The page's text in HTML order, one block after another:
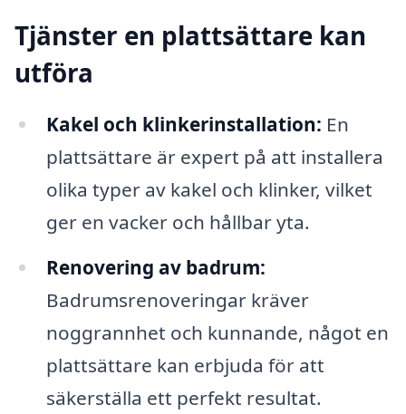
Tjänster en plattsättare kan
utföra
Kakel och klinkerinstallation: En
plattsättare är expert på att installera
olika typer av kakel och klinker, vilket
ger en vacker och hållbar yta.
Renovering av badrum:
Badrumsrenoveringar kräver
noggrannhet och kunnande, något en
plattsättare kan erbjuda för att
säkerställa ett perfekt resultat.